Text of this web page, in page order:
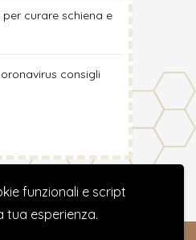
funzionali e script
tua esperienza.
curare schiena e
consigli